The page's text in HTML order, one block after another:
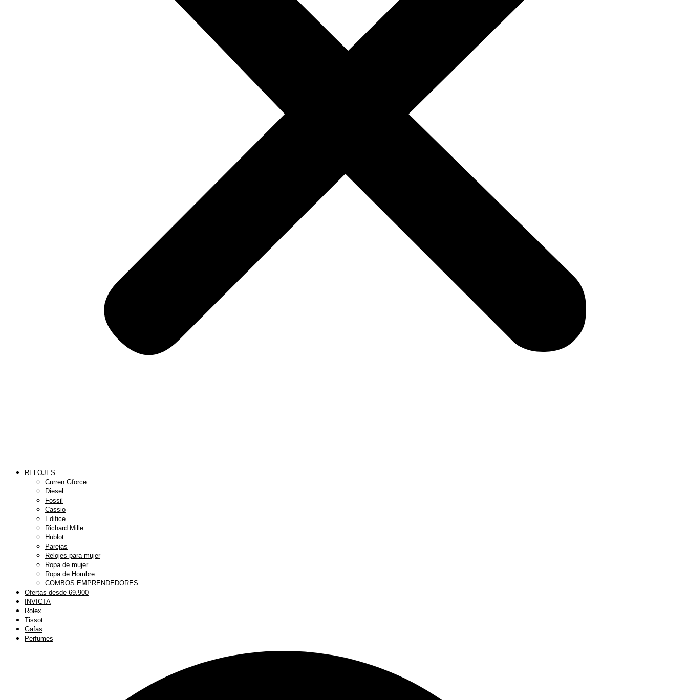
RELOJES
Curren Gforce
Diesel
Fossil
Cassio
Edifice
Richard Mille
Hublot
Parejas
Relojes para mujer
Ropa de mujer
Ropa de Hombre
COMBOS EMPRENDEDORES
Ofertas desde 69.900
INVICTA
Rolex
Tissot
Gafas
Perfumes